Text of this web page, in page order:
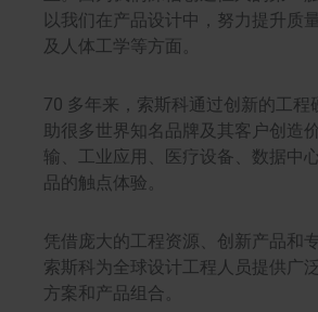
以我们在产品设计中，努力提升质
及人体工学等方面。
70 多年来，索斯科通过创新的工程
助很多世界知名品牌及其客户创造
输、工业应用、医疗设备、数据中
品的触点体验。
凭借庞大的工程资源、创新产品和
索斯科为全球设计工程人员提供广
方案和产品组合。